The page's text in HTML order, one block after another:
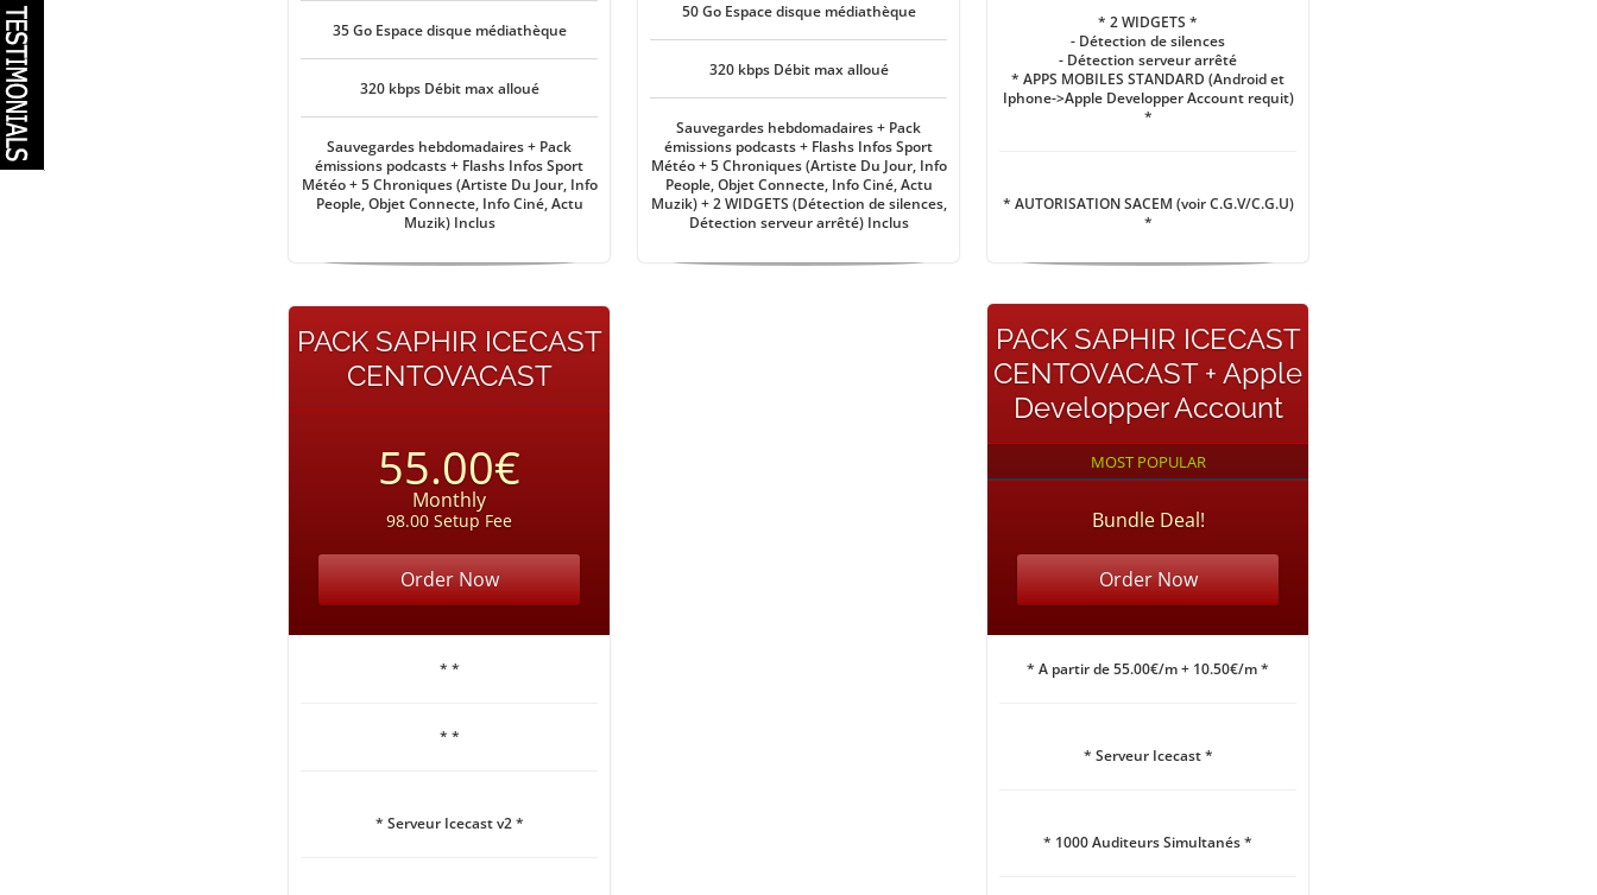
35 Go Espace disque médiathèque
320 kbps Débit max alloué
Sauvegardes hebdomadaires + Pack
émissions podcasts + Flashs Infos Sport
Météo + 5 Chroniques (Artiste Du Jour, Info
People, Objet Connecte, Info Ciné, Actu
Muzik) Inclus
50 Go Espace disque médiathèque
320 kbps Débit max alloué
Sauvegardes hebdomadaires + Pack
émissions podcasts + Flashs Infos Sport
Météo + 5 Chroniques (Artiste Du Jour, Info
People, Objet Connecte, Info Ciné, Actu
Muzik) + 2 WIDGETS (Détection de silences,
Détection serveur arrêté) Inclus
* 2 WIDGETS *
- Détection de silences
- Détection serveur arrêté
* APPS MOBILES STANDARD (Android et
Iphone->Apple Developper Account requit)
*
* AUTORISATION SACEM (voir C.G.V/C.G.U)
*
PACK SAPHIR ICECAST
CENTOVACAST
55.00€
Monthly
98.00 Setup Fee
Order Now
* *
* *
* Serveur Icecast v2 *
PACK SAPHIR ICECAST
CENTOVACAST + Apple
Developper Account
MOST POPULAR
Bundle Deal!
Order Now
* A partir de 55.00€/m + 10.50€/m *
* Serveur Icecast *
* 1000 Auditeurs Simultanés *